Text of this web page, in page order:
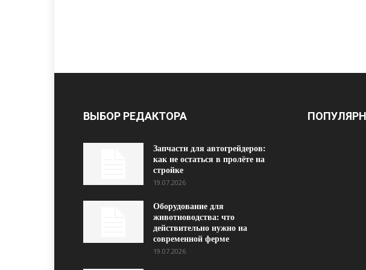
ВЫБОР РЕДАКТОРА
Запчасти для автогрейдеров:
как не остаться в пролёте на
стройке
19.07.2026
Оборудование для
животноводства: что
действительно нужно на
современной ферме
19.07.2026